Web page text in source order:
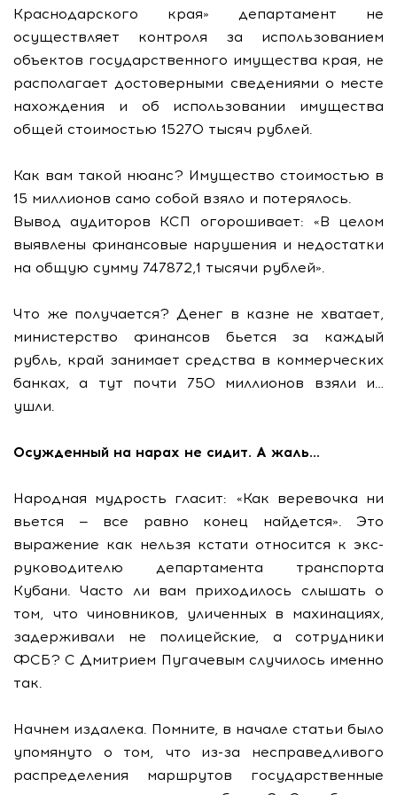
Краснодарского края» департамент не
осуществляет контроля за использованием
объектов государственного имущества края, не
располагает достоверными сведениями о месте
нахождения и об использовании имущества
общей стоимостью 15270 тысяч рублей.
Как вам такой нюанс? Имущество стоимостью в
15 миллионов само собой взяло и потерялось.
Вывод аудиторов КСП огорошивает: «В целом
выявлены финансовые нарушения и недостатки
на общую сумму 747872,1 тысячи рублей».
Что же получается? Денег в казне не хватает,
министерство финансов бьется за каждый
рубль, край занимает средства в коммерческих
банках, а тут почти 750 миллионов взяли и…
ушли.
Осужденный на нарах не сидит. А жаль…
Народная мудрость гласит: «Как веревочка ни
вьется — все равно конец найдется». Это
выражение как нельзя кстати относится к экс-
руководителю департамента транспорта
Кубани. Часто ли вам приходилось слышать о
том, что чиновников, уличенных в махинациях,
задерживали не полицейские, а сотрудники
ФСБ? С Дмитрием Пугачевым случилось именно
так.
Начнем издалека. Помните, в начале статьи было
упомянуто о том, что из-за несправедливого
распределения маршрутов государственные